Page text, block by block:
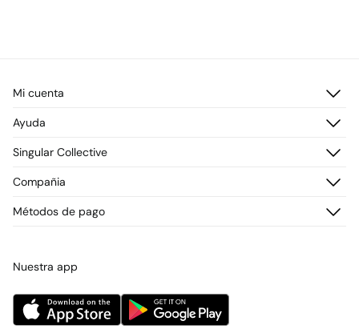
Mi cuenta
Registrarme
Direcciones de envío
Ayuda
Preguntas frecuentes
Envío
Promociones vigentes
Singular Collective
¡Únete!
Compañia
Tiendas
Métodos de pago
Nuestra app